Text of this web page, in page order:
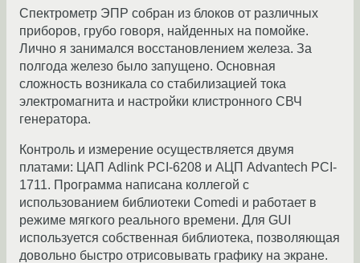
Спектрометр ЭПР собран из блоков от различных
приборов, грубо говоря, найденных на помойке.
Лично я занимался восстановлением железа. За
полгода железо было запущено. Основная
сложность возникала со стабилизацией тока
электромагнита и настройки клистронного СВЧ
генератора.
Контроль и измерение осуществляется двумя
платами: ЦАП Adlink PCI-6208 и АЦП Advantech PCI-
1711. Программа написана коллегой с
использованием библиотеки Comedi и работает в
режиме мягкого реального времени. Для GUI
используется собственная библиотека, позволяющая
довольно быстро отрисовывать графику на экране.